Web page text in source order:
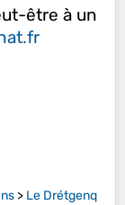
être à un
> Le Drétgenq